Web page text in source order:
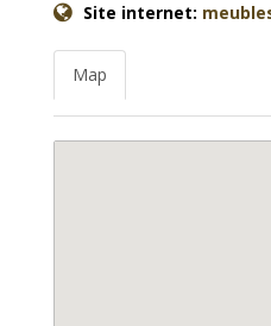
Site internet:
Map